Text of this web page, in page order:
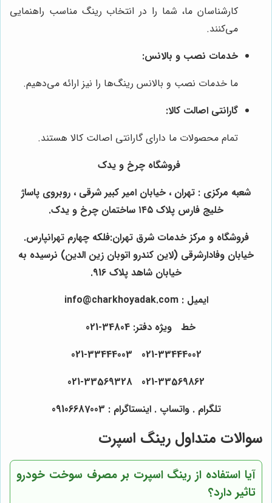
کارشناسان ما، شما را در انتخاب رینگ مناسب راهنمایی
می‌کنند.
خدمات نصب و بالانس:
ما خدمات نصب و بالانس رینگ‌ها را نیز ارائه می‌دهیم.
گارانتی اصالت کالا:
تمام محصولات ما دارای گارانتی اصالت کالا هستند.
فروشگاه چرخ و یدک
شعبه مرکزی : تهران ، خیابان امیر کبیر شرقی ، روبروی پاساژ
خلیج فارس پلاک ۱۴۵ ساختمان چرخ و یدک.
فروشگاه و مرکز خدمات شرق تهران:فلکه چهارم تهرانپارس.
خیابان وفادارشرقی (لاین کندرو اتوبان زین الدین) نرسیده به
خیابان شاهد پلاک 916.
ایمیل : info@charkhoyadak.com
خط ویژه دفتر: 34804-021
021-33569862 021-33569328
تلگرام . واتساپ . اینستاگرام : 09106687003
سوالات متداول رینگ اسپرت
آیا استفاده از رینگ اسپرت بر مصرف سوخت خودرو
تاثیر دارد؟